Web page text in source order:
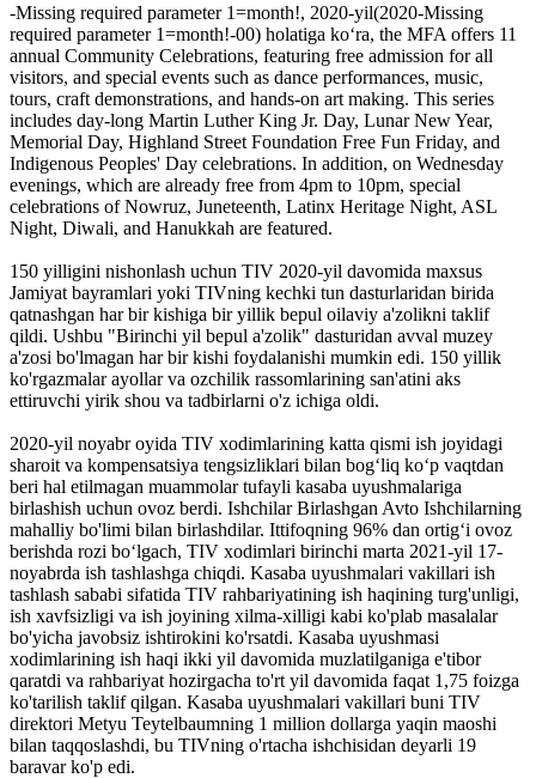
-Missing required parameter 1=month!, 2020-yil(2020-Missing
required parameter 1=month!-00) holatiga koʻra, the MFA offers 11
annual Community Celebrations, featuring free admission for all
visitors, and special events such as dance performances, music,
tours, craft demonstrations, and hands-on art making. This series
includes day-long Martin Luther King Jr. Day, Lunar New Year,
Memorial Day, Highland Street Foundation Free Fun Friday, and
Indigenous Peoples' Day celebrations. In addition, on Wednesday
evenings, which are already free from 4pm to 10pm, special
celebrations of Nowruz, Juneteenth, Latinx Heritage Night, ASL
Night, Diwali, and Hanukkah are featured.
150 yilligini nishonlash uchun TIV 2020-yil davomida maxsus
Jamiyat bayramlari yoki TIVning kechki tun dasturlaridan birida
qatnashgan har bir kishiga bir yillik bepul oilaviy a'zolikni taklif
qildi. Ushbu "Birinchi yil bepul a'zolik" dasturidan avval muzey
a'zosi bo'lmagan har bir kishi foydalanishi mumkin edi. 150 yillik
ko'rgazmalar ayollar va ozchilik rassomlarining san'atini aks
ettiruvchi yirik shou va tadbirlarni o'z ichiga oldi.
2020-yil noyabr oyida TIV xodimlarining katta qismi ish joyidagi
sharoit va kompensatsiya tengsizliklari bilan bogʻliq koʻp vaqtdan
beri hal etilmagan muammolar tufayli kasaba uyushmalariga
birlashish uchun ovoz berdi. Ishchilar Birlashgan Avto Ishchilarning
mahalliy bo'limi bilan birlashdilar. Ittifoqning 96% dan ortigʻi ovoz
berishda rozi boʻlgach, TIV xodimlari birinchi marta 2021-yil 17-
noyabrda ish tashlashga chiqdi. Kasaba uyushmalari vakillari ish
tashlash sababi sifatida TIV rahbariyatining ish haqining turg'unligi,
ish xavfsizligi va ish joyining xilma-xilligi kabi ko'plab masalalar
bo'yicha javobsiz ishtirokini ko'rsatdi. Kasaba uyushmasi
xodimlarining ish haqi ikki yil davomida muzlatilganiga e'tibor
qaratdi va rahbariyat hozirgacha to'rt yil davomida faqat 1,75 foizga
ko'tarilish taklif qilgan. Kasaba uyushmalari vakillari buni TIV
direktori Metyu Teytelbaumning 1 million dollarga yaqin maoshi
bilan taqqoslashdi, bu TIVning o'rtacha ishchisidan deyarli 19
baravar ko'p edi.